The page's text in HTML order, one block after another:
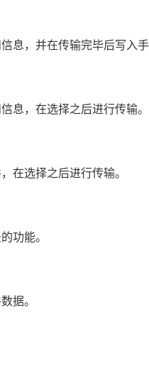
息，并在传输完毕后写入
息，在选择之后进行传输。
在选择之后进行传输。
功能。
据。